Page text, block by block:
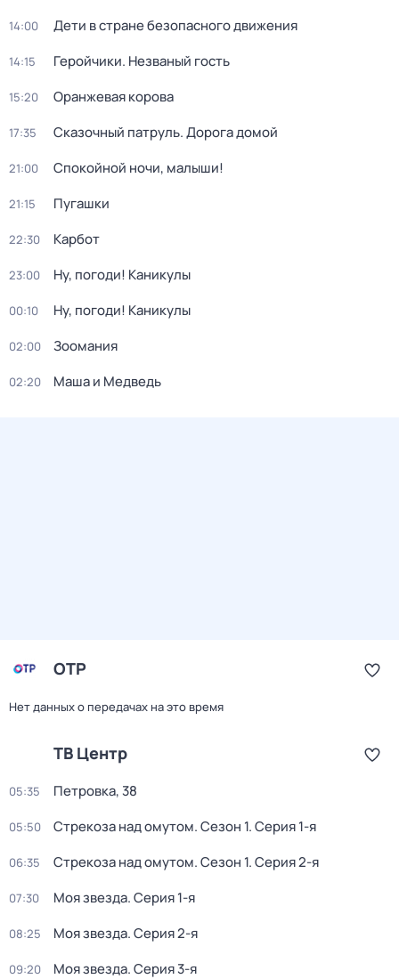
14:00 Дети в стране безопасного движения
14:15 Геройчики. Незваный гость
15:20 Оранжевая корова
17:35 Сказочный патруль. Дорога домой
21:00 Спокойной ночи, малыши!
21:15 Пугашки
22:30 Карбот
23:00 Ну, погоди! Каникулы
00:10 Ну, погоди! Каникулы
02:00 Зоомания
02:20 Маша и Медведь
ОТР
Нет данных о передачах на это время
ТВ Центр
05:35 Петровка, 38
05:50 Стрекоза над омутом. Сезон 1. Серия 1-я
06:35 Стрекоза над омутом. Сезон 1. Серия 2-я
07:30 Моя звезда. Серия 1-я
08:25 Моя звезда. Серия 2-я
09:20 Моя звезда. Серия 3-я